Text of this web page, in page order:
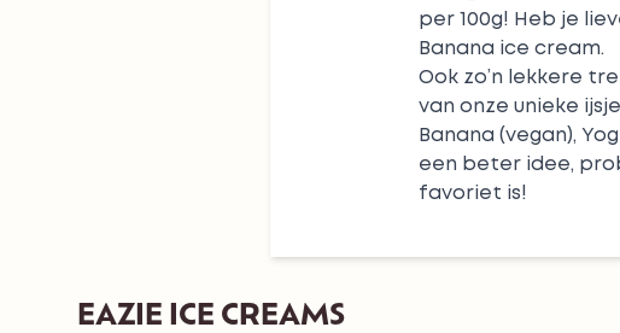
per 100g! Heb je
Banana ice cream.
Ook zo’n lekkere
van onze unieke
Banana (vegan),
een beter idee,
favoriet is!
EAZIE ICE CREAMS